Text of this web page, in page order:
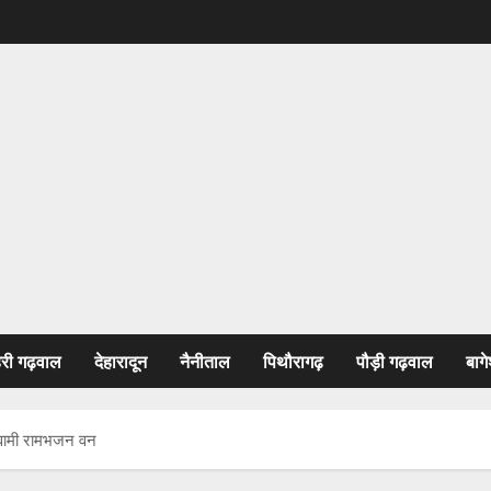
गढ़वाल देहारादून नैनीताल पिथौरागढ़ पौड़ी गढ़वाल
रामभजन वन